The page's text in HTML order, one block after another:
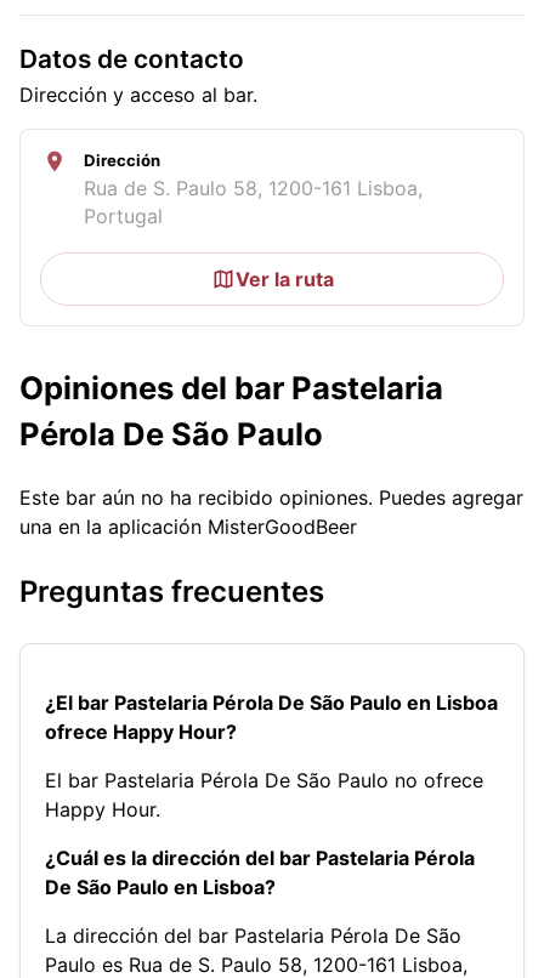
Datos de contacto
Dirección y acceso al bar.
Dirección
Rua de S. Paulo 58, 1200-161 Lisboa,
Portugal
Ver la ruta
Opiniones del bar Pastelaria
Pérola De São Paulo
Este bar aún no ha recibido opiniones. Puedes agregar
una en la aplicación MisterGoodBeer
Preguntas frecuentes
¿El bar Pastelaria Pérola De São Paulo en Lisboa
ofrece Happy Hour?
El bar Pastelaria Pérola De São Paulo no ofrece
Happy Hour.
¿Cuál es la dirección del bar Pastelaria Pérola
De São Paulo en Lisboa?
La dirección del bar Pastelaria Pérola De São
Paulo es Rua de S. Paulo 58, 1200-161 Lisboa,